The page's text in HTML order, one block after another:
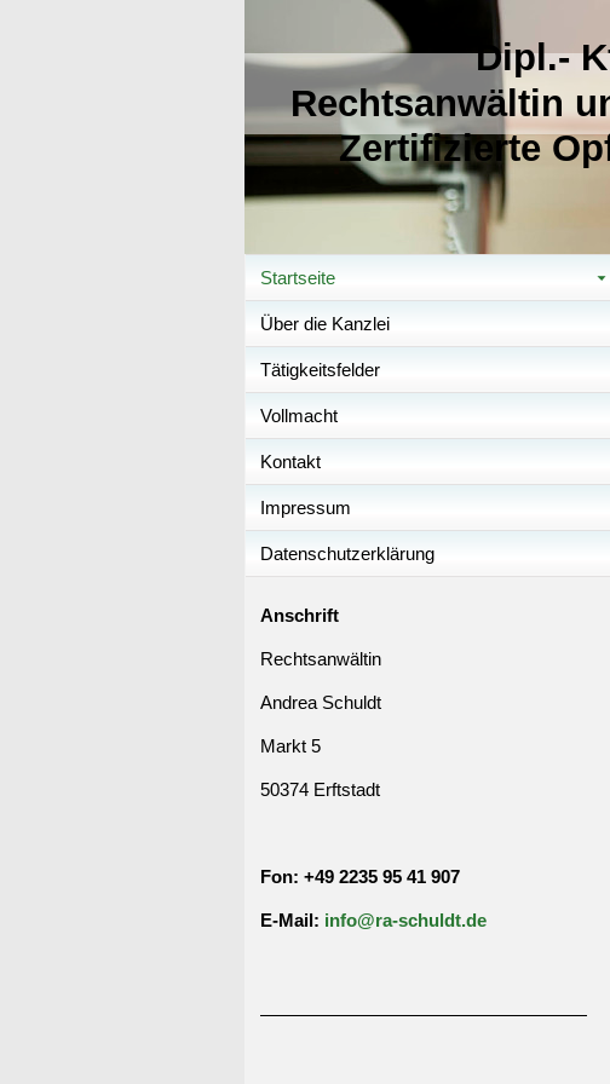
Dipl.-
Rechtsanwältin
Zertifizierte
Startseite
Über die Kanzlei
Tätigkeitsfelder
Vollmacht
Kontakt
Impressum
Datenschutzerklärung
Anschrift
Rechtsanwältin
Andrea Schuldt
Markt 5
50374 Erftstadt
Fon: +49 2235 95 41 907
E-Mail: info@ra-schuldt.de